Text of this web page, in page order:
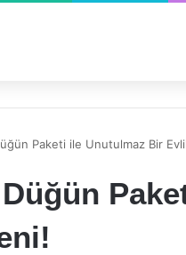
Paketi ile Unutulmaz Bir